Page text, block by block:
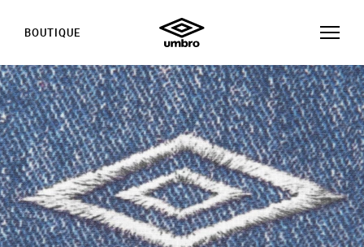
BOUTIQUE